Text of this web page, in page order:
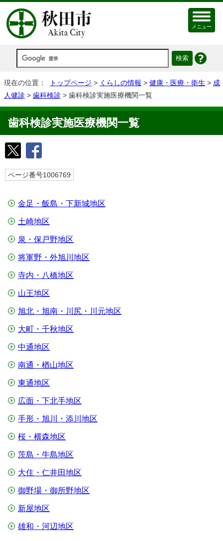
メニュー
現在の位置： トップページ > くらしの情報 > 健康・医療・衛生 > 成
人健診 > 歯科検診 > 歯科検診実施医療機関一覧
歯科検診実施医療機関一覧
ページ番号1006769
金足・飯島・下新城地区
土崎地区
泉・保戸野地区
将軍野・外旭川地区
寺内・八橋地区
山王地区
旭北・旭南・川尻・川元地区
大町・千秋地区
中通地区
南通・楢山地区
東通地区
広面・下北手地区
手形・旭川・添川地区
桜・横森地区
茨島・牛島地区
大住・仁井田地区
御野場・御所野地区
新屋地区
雄和・河辺地区